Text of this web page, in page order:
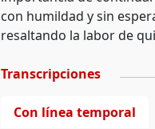
con humildad y sin
resaltando la labor de
Transcripciones
Con línea temporal